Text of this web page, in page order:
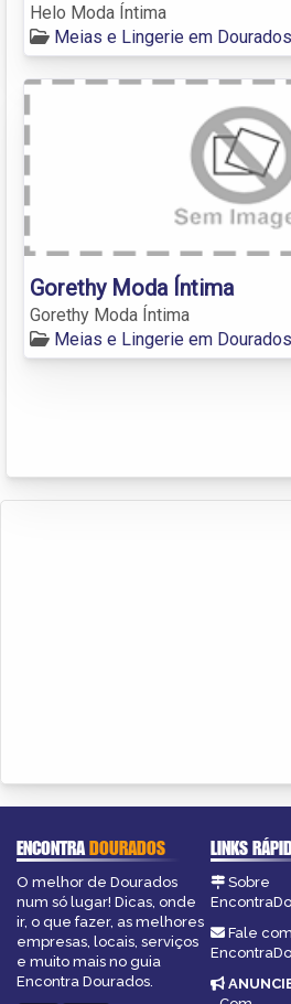
Helo Moda Íntima
Meias e Lingerie em Dourados
Gorethy Moda Íntima
Gorethy Moda Íntima
Meias e Lingerie em Dourados
ENCONTRADOURADOS
O melhor de Dourados
num só lugar! Dicas, onde
ir, o que fazer, as melhores
empresas, locais, serviços
e muito mais no guia
Encontra Dourados.
LINKS
Sobre
Fale